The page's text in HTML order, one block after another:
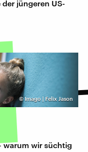
jüngeren US-
©Imago | Felix Jason
warum wir süchtig